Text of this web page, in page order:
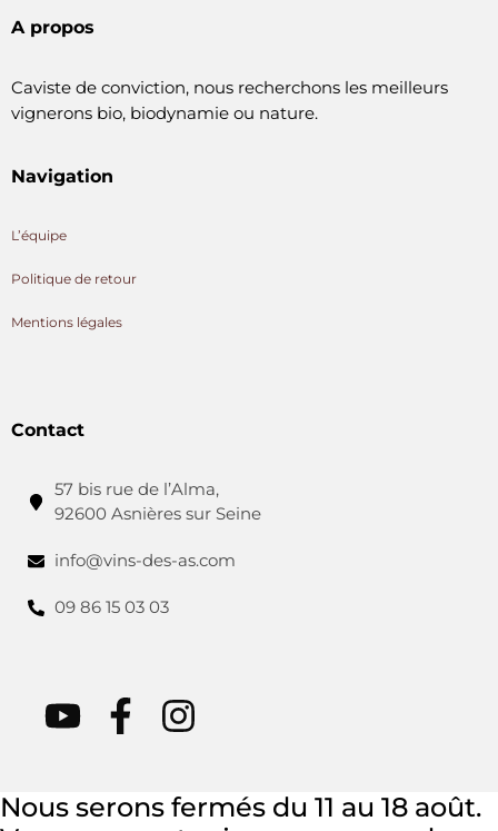
A propos
Caviste de conviction, nous recherchons les meilleurs
vignerons bio, biodynamie ou nature.
Navigation
L’équipe
Politique de retour
Mentions légales
Contact
57 bis rue de l’Alma,
92600 Asnières sur Seine
info@vins-des-as.com
09 86 15 03 03
Nous serons fermés du 11 au 18 août.